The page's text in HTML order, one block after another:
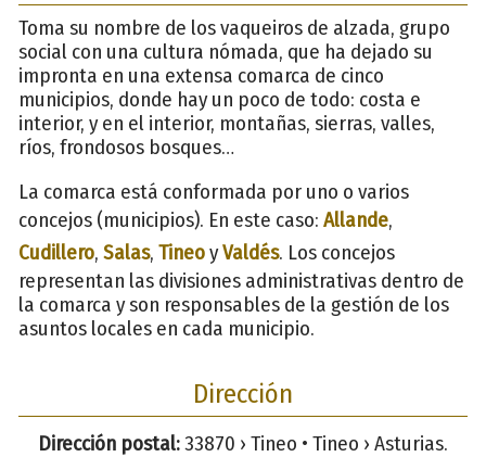
Toma su nombre de los vaqueiros de alzada, grupo
social con una cultura nómada, que ha dejado su
impronta en una extensa comarca de cinco
municipios, donde hay un poco de todo: costa e
interior, y en el interior, montañas, sierras, valles,
ríos, frondosos bosques…
La comarca está conformada por uno o varios
concejos (municipios). En este caso: Allande,
Cudillero, Salas, TineoyValdés. Los concejos
representan las divisiones administrativas dentro de
la comarca y son responsables de la gestión de los
asuntos locales en cada municipio.
Dirección
Dirección postal:33870 › Tineo • Tineo › Asturias.